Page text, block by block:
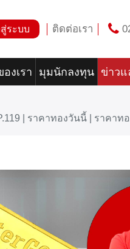
สู่ระบบ ติดต่อเรา
งเรา มุมนักลงทุน ข่าวแ
| ราคาทองวันนี้ | ราคาท